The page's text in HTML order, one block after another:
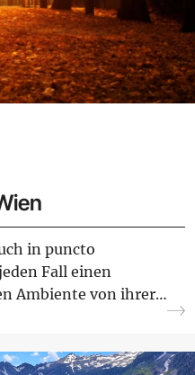
in puncto
Fall einen
Ambiente von ihrer